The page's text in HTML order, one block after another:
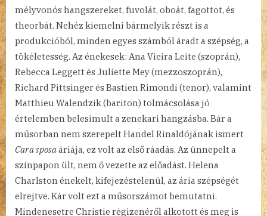
mélyvonós hangszereket, fuvolát, oboát, fagottot, és
theorbát. Nehéz kiemelni bármelyik részt is a
produkcióból, minden egyes számból áradt a szépség, a
tökéletesség. Az énekesek: Ana Vieira Leite (szoprán),
Rebecca Leggett és Juliette Mey (mezzoszoprán),
Richard Pittsinger és Bastien Rimondi (tenor), valamint
Matthieu Walendzik (bariton) tolmácsolása jó
értelemben belesimult a zenekari hangzásba. Bár a
műsorban nem szerepelt Handel Rinaldójának ismert
Cara sposaáriája, ez volt az első ráadás. Az ünnepelt a
színpapon ült, nem ő vezette az előadást. Helena
Charlston énekelt, kifejezéstelenül, az ária szépségét
elrejtve. Kár volt ezt a műsorszámot bemutatni.
Mindenesetre Christie régizenéről alkotott és meg is